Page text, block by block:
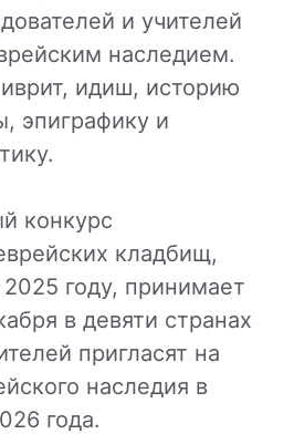
и учителей
наследием.
идиш, историю
эпиграфику и
конкурс
кладбищ,
году, принимает
в девяти странах
пригласят на
наследия в
года.